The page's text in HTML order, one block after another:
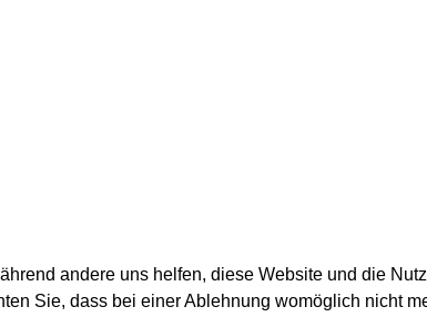
andere uns helfen, diese Website und die
Sie, dass bei einer Ablehnung womöglich nicht